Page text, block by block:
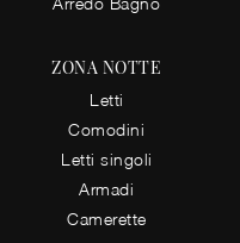
ZONA NOTTE
Letti
Comodini
Letti singoli
Armadi
Camerette